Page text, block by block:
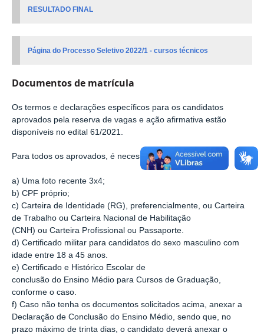
RESULTADO FINAL
Página do Processo Seletivo 2022/1 - cursos técnicos
Documentos de matrícula
Os termos e declarações específicos para os candidatos
aprovados pela reserva de vagas e ação afirmativa estão
disponíveis no edital 61/2021.
Para todos os aprovados, é necessário apresentar:
a) Uma foto recente 3x4;
b) CPF próprio;
c) Carteira de Identidade (RG), preferencialmente, ou Carteira
de Trabalho ou Carteira Nacional de Habilitação
(CNH) ou Carteira Profissional ou Passaporte.
d) Certificado militar para candidatos do sexo masculino com
idade entre 18 a 45 anos.
e) Certificado e Histórico Escolar de
conclusão do Ensino Médio para Cursos de Graduação,
conforme o caso.
f) Caso não tenha os documentos solicitados acima, anexar a
Declaração de Conclusão do Ensino Médio, sendo que, no
prazo máximo de trinta dias, o candidato deverá anexar o